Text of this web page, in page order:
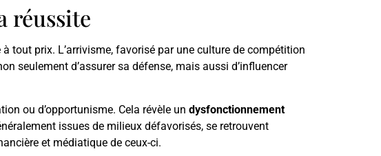
réussite
tout prix. L’arrivisme, favorisé par une culture de compétition
seulement d’assurer sa défense, mais aussi d’influencer
ou d’opportunisme. Cela révèle un dysfonctionnement
issues de milieux défavorisés, se retrouvent
et médiatique de ceux-ci.